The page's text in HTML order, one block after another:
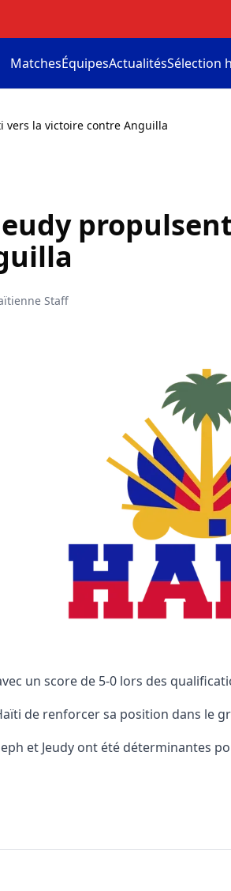
MatchesÉquipesActualitésSélection
vers la victoire contre Anguilla
Staff
un score de 5-0 lors des
de renforcer sa position dans le
et Jeudy ont été déterminantes